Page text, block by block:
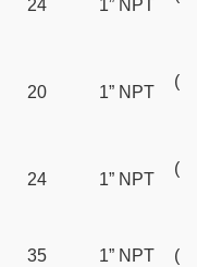
24 1” NPT
20 1” NPT
24 1” NPT
35 1” NPT